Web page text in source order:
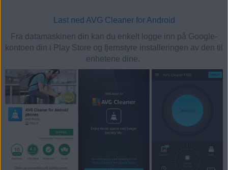
Last ned AVG Cleaner for Android
Fra datamaskinen din kan du enkelt logge inn på Google-
kontoen din i Play Store og fjernstyre installeringen av den til
enhetene dine.